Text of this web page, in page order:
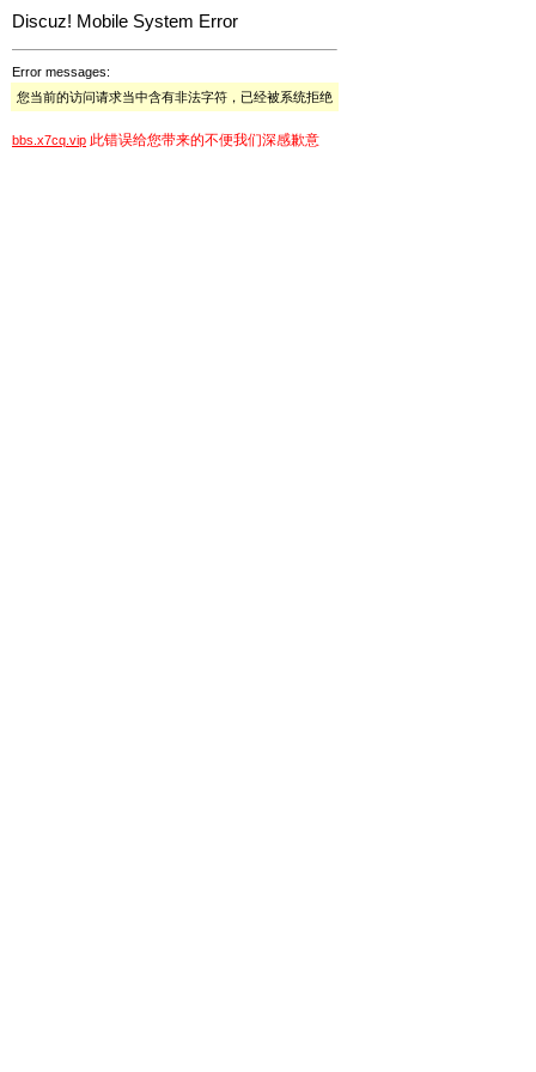
Discuz! Mobile System Error
Error messages:
您当前的访问请求当中含有非法字符，已经被系统拒绝
bbs.x7cq.vip 此错误给您带来的不便我们深感歉意